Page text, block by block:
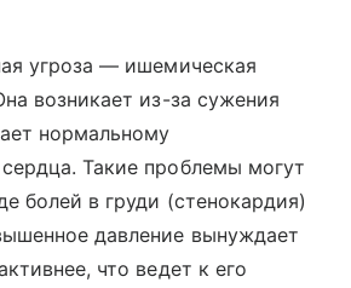
угроза — ишемическая
возникает из-за сужения
нормальному
Такие проблемы могут
болей в груди (стенокардия)
давление вынуждает
что ведет к его